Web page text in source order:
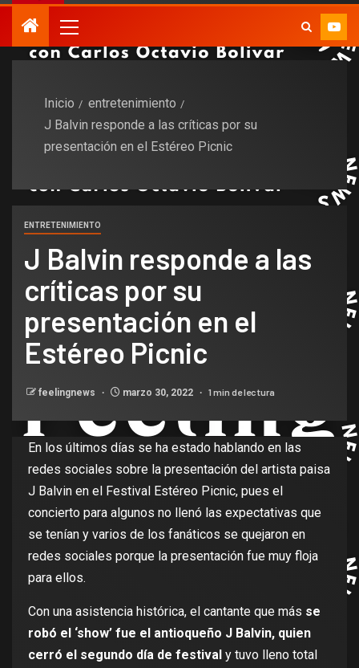
Inicio
entretenimiento
J Balvin responde a las críticas por su
presentación en el Estéreo Picnic
ENTRETENIMIENTO
J Balvin responde a las
críticas por su
presentación en el
Estéreo Picnic
feelingnews marzo 30, 2022 1 min de lectura
En los últimos días se ha estado hablando en las
redes sociales sobre la presentación del artista paisa
J Balvin en el Festival Estéreo Picnic, pues el
concierto para algunos no llenó las expectativas que
se tenían y varios de los fanáticos se quejaron en
redes sociales porque la presentación fue muy floja
para ellos.
Con una asistencia histórica, el cantante que más se
robó el ‘show’ fue el antioqueño J Balvin, quien
cerró el segundo día de festival y tuvo lleno total